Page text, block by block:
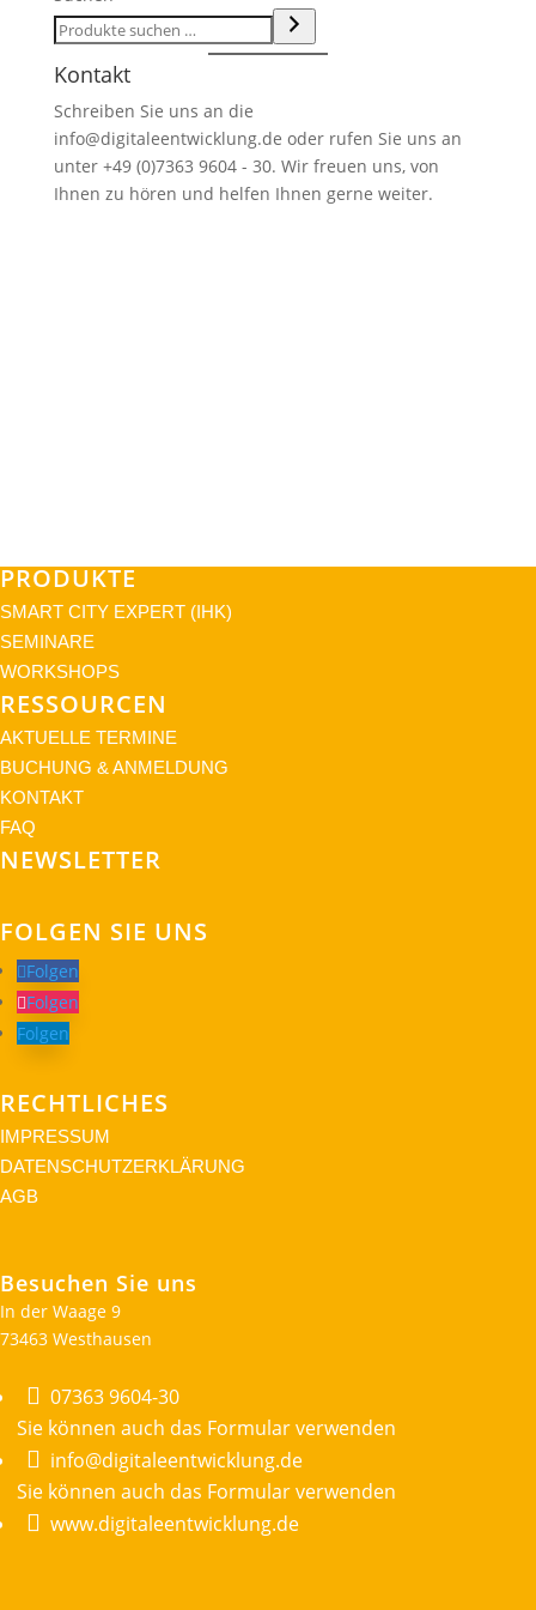
Kontakt
Schreiben Sie uns an die
info@digitaleentwicklung.de oder rufen Sie uns an
unter +49 (0)7363 9604 - 30. Wir freuen uns, von
Ihnen zu hören und helfen Ihnen gerne weiter.
PRODUKTE
SMART CITY EXPERT (IHK)
SEMINARE
WORKSHOPS
RESSOURCEN
AKTUELLE TERMINE
BUCHUNG & ANMELDUNG
KONTAKT
FAQ
NEWSLETTER
FOLGEN SIE UNS
Folgen
Folgen
Folgen
RECHTLICHES
IMPRESSUM
DATENSCHUTZERKLÄRUNG
AGB
Besuchen Sie uns
In der Waage 9
73463 Westhausen
 07363 9604-30
Sie können auch das Formular verwenden
 info@digitaleentwicklung.de
Sie können auch das Formular verwenden
 www.digitaleentwicklung.de